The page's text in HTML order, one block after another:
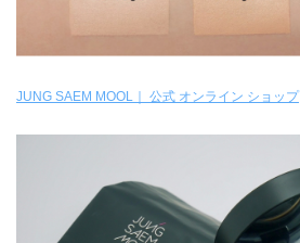
JUNG SAEM MOOL｜ 公式 オンライン ショップ